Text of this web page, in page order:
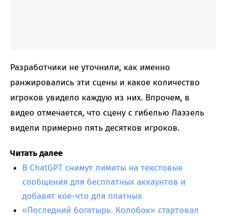
Разработчики не уточнили, как именно
ранжировались эти сцены и какое количество
игроков увидело каждую из них. Впрочем, в
видео отмечается, что сцену с гибелью Лаэзель
видели примерно пять десятков игроков.
Читать далее
В ChatGPT снимут лимиты на текстовые
сообщения для бесплатных аккаунтов и
добавят кое-что для платных
«Последний богатырь. Колобок» стартовал